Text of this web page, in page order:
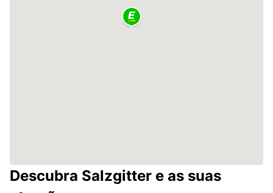
Descubra Salzgitter e as suas